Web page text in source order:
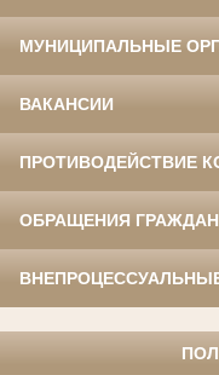
МУНИЦИПАЛЬНЫЕ
ВАКАНСИИ
ПРОТИВОДЕЙСТВИЕ
ОБРАЩЕНИЯ ГРАЖДАН